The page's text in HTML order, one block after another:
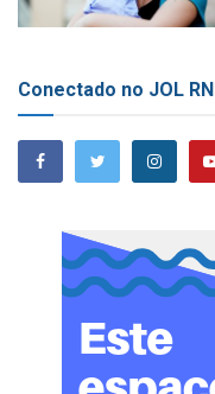
Conectado no JOL RN